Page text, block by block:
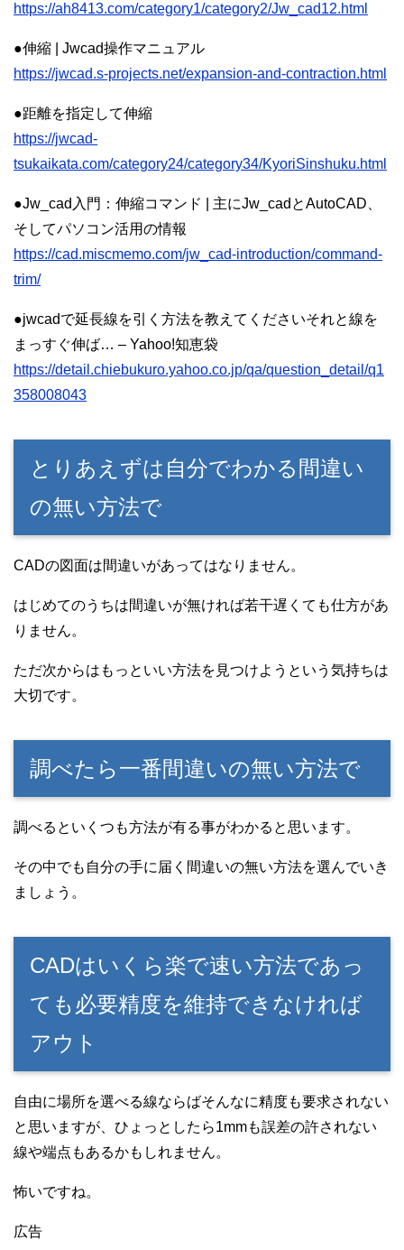
https://ah8413.com/category1/category2/Jw_cad12.html
●伸縮 | Jwcad操作マニュアル
https://jwcad.s-projects.net/expansion-and-contraction.html
●距離を指定して伸縮
https://jwcad-
tsukaikata.com/category24/category34/KyoriSinshuku.html
●Jw_cad入門：伸縮コマンド | 主にJw_cadとAutoCAD、
そしてパソコン活用の情報
https://cad.miscmemo.com/jw_cad-introduction/command-
trim/
●jwcadで延長線を引く方法を教えてくださいそれと線を
まっすぐ伸ば… – Yahoo!知恵袋
https://detail.chiebukuro.yahoo.co.jp/qa/question_detail/q1
358008043
とりあえずは自分でわかる間違い
の無い方法で
CADの図面は間違いがあってはなりません。
はじめてのうちは間違いが無ければ若干遅くても仕方があ
りません。
ただ次からはもっといい方法を見つけようという気持ちは
大切です。
調べたら一番間違いの無い方法で
調べるといくつも方法が有る事がわかると思います。
その中でも自分の手に届く間違いの無い方法を選んでいき
ましょう。
CADはいくら楽で速い方法であっ
ても必要精度を維持できなければ
アウト
自由に場所を選べる線ならばそんなに精度も要求されない
と思いますが、ひょっとしたら1mmも誤差の許されない
線や端点もあるかもしれません。
怖いですね。
広告